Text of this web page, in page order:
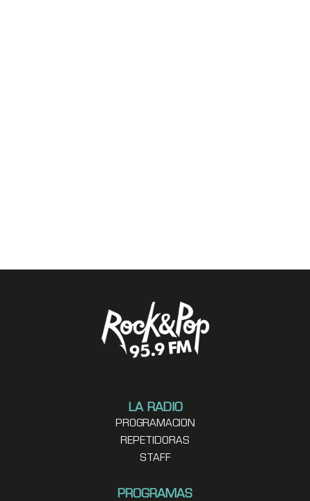
LA RADIO
PROGRAMACION
REPETIDORAS
STAFF
PROGRAMAS